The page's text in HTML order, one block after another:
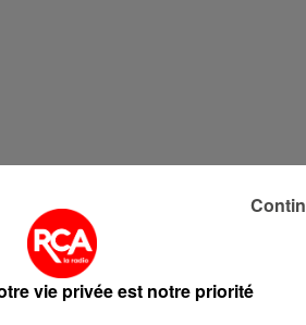
vie privée est notre priorité